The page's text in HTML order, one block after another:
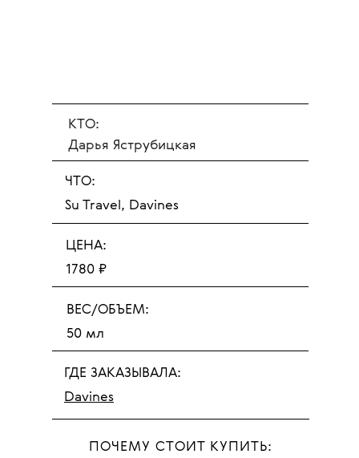
КТО:
Дарья Яструбицкая
ЧТО:
Su Travel, Davines
ЦЕНА:
1780 ₽
ВЕС/ОБЪЕМ:
50 мл
ГДЕ ЗАКАЗЫВАЛА:
Davines
ПОЧЕМУ СТОИТ КУПИТЬ: